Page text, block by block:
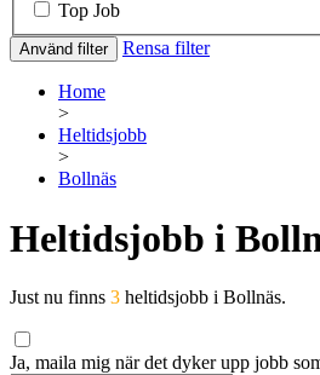
Top Job
Använd filter Rensa filter
Home
>
Heltidsjobb
>
Bollnäs
Heltidsjobb i
Just nu finns 3 heltidsjobb i Bollnäs.
Ja, maila mig när det dyker upp jobb